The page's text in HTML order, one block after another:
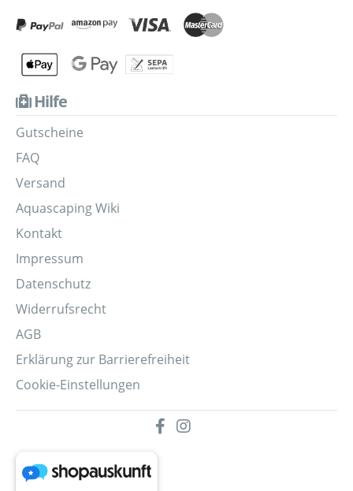
Hilfe
Gutscheine
FAQ
Versand
Aquascaping Wiki
Kontakt
Impressum
Datenschutz
Widerrufsrecht
AGB
Erklärung zur Barrierefreiheit
Cookie-Einstellungen